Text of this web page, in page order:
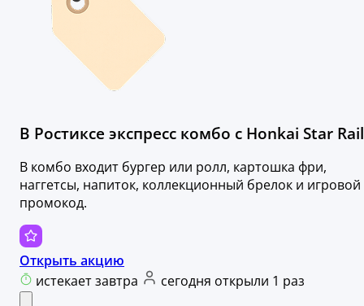
В Ростиксе экспресс комбо с Honkai Star Rail
В комбо входит бургер или ролл, картошка фри,
наггетсы, напиток, коллекционный брелок и игровой
промокод.
Открыть акцию
истекает завтра
сегодня открыли 1 раз